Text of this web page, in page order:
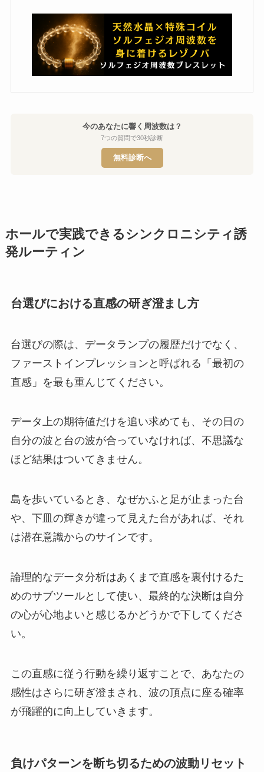
今のあなたに響く周波数は？
7つの質問で30秒診断
無料診断へ
ホールで実践できるシンクロニシティ誘
発ルーティン
台選びにおける直感の研ぎ澄まし方
台選びの際は、データランプの履歴だけでなく、
ファーストインプレッションと呼ばれる「最初の
直感」を最も重んじてください。
データ上の期待値だけを追い求めても、その日の
自分の波と台の波が合っていなければ、不思議な
ほど結果はついてきません。
島を歩いているとき、なぜかふと足が止まった台
や、下皿の輝きが違って見えた台があれば、それ
は潜在意識からのサインです。
論理的なデータ分析はあくまで直感を裏付けるた
めのサブツールとして使い、最終的な決断は自分
の心が心地よいと感じるかどうかで下してくださ
い。
この直感に従う行動を繰り返すことで、あなたの
感性はさらに研ぎ澄まされ、波の頂点に座る確率
が飛躍的に向上していきます。
負けパターンを断ち切るための波動リセット